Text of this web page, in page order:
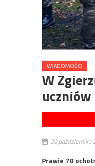
WIADOMOŚCI
W
uczniów
20 października
Prawie 70